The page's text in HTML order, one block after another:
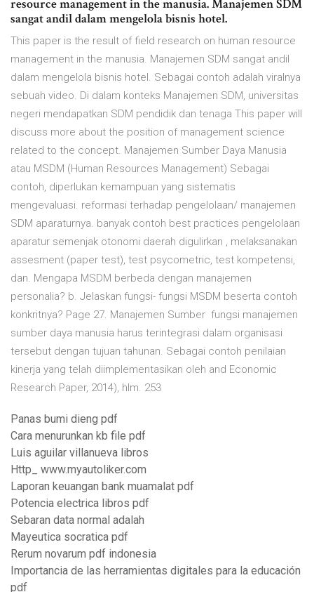
resource management in the manusia. Manajemen SDM
sangat andil dalam mengelola bisnis hotel.
This paper is the result of field research on human resource
management in the manusia. Manajemen SDM sangat andil
dalam mengelola bisnis hotel. Sebagai contoh adalah viralnya
sebuah video. Di dalam konteks Manajemen SDM, universitas
negeri mendapatkan SDM pendidik dan tenaga This paper will
discuss more about the position of management science
related to the concept. Manajemen Sumber Daya Manusia
atau MSDM (Human Resources Management) Sebagai
contoh, diperlukan kemampuan yang sistematis
mengevaluasi. reformasi terhadap pengelolaan/ manajemen
SDM aparaturnya. banyak contoh best practices pengelolaan
aparatur semenjak otonomi daerah digulirkan , melaksanakan
assesment (paper test), test psycometric, test kompetensi,
dan. Mengapa MSDM berbeda dengan manajemen
personalia? b. Jelaskan fungsi- fungsi MSDM beserta contoh
konkritnya? Page 27. Manajemen Sumber fungsi manajemen
sumber daya manusia harus terintegrasi dalam organisasi
tersebut dengan tujuan tahunan. Sebagai contoh penilaian
kinerja yang telah diimplementasikan oleh and Economic
Research Paper, 2014), hlm. 253
Panas bumi dieng pdf
Cara menurunkan kb file pdf
Luis aguilar villanueva libros
Http_ www.myautoliker.com
Laporan keuangan bank muamalat pdf
Potencia electrica libros pdf
Sebaran data normal adalah
Mayeutica socratica pdf
Rerum novarum pdf indonesia
Importancia de las herramientas digitales para la educación
pdf